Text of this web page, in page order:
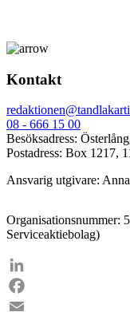
Kontakt
08 - 666 15 00
Besöksadress:
Postadress: Box 1217,
Ansvarig utgivare:
Organisationsnummer:
Serviceaktiebolag)
LinkedIn
Facebook